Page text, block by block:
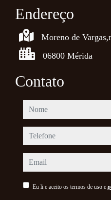
Endereço
Moreno de
06800 Mérida
Contato
nome
telefone
email
Eu li e aceito os termos de uso e